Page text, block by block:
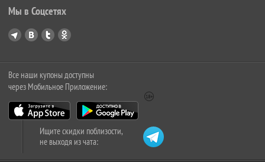
Мы в Соцсетях
Все наши купоны доступны
через Мобильное Приложение:
Ищите скидки поблизости,
не выходя из чата: